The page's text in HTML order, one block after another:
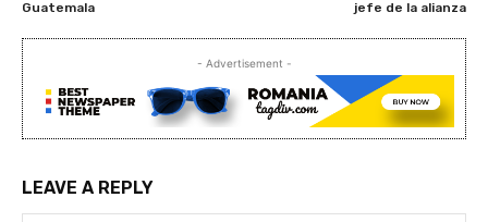
Guatemala
jefe de la alianza
- Advertisement -
LEAVE A REPLY